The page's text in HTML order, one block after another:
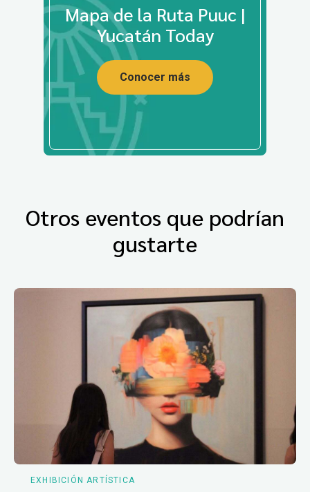
Mapa de la Ruta Puuc |
Yucatán Today
Conocer más
Otros eventos que podrían
gustarte
EXHIBICIÓN ARTÍSTICA